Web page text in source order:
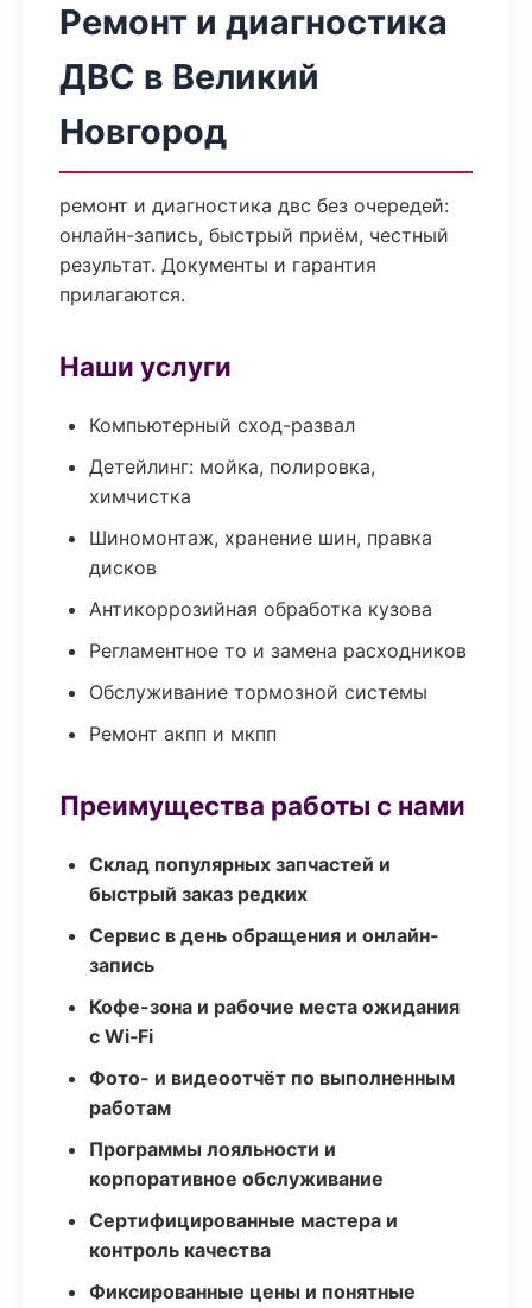
Ремонт и диагностика
ДВС в Великий
Новгород
ремонт и диагностика двс без очередей:
онлайн-запись, быстрый приём, честный
результат. Документы и гарантия
прилагаются.
Наши услуги
Компьютерный сход-развал
Детейлинг: мойка, полировка,
химчистка
Шиномонтаж, хранение шин, правка
дисков
Антикоррозийная обработка кузова
Регламентное то и замена расходников
Обслуживание тормозной системы
Ремонт акпп и мкпп
Преимущества работы с нами
Склад популярных запчастей и
быстрый заказ редких
Сервис в день обращения и онлайн-
запись
Кофе-зона и рабочие места ожидания
с Wi‑Fi
Фото- и видеоотчёт по выполненным
работам
Программы лояльности и
корпоративное обслуживание
Сертифицированные мастера и
контроль качества
Фиксированные цены и понятные